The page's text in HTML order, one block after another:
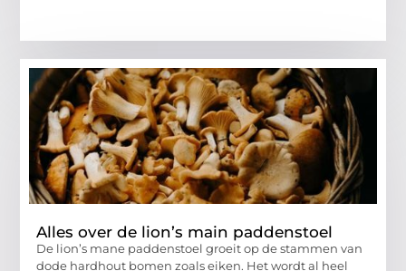
Alles over de lion’s main paddenstoel
De lion’s mane paddenstoel groeit op de stammen van
dode hardhout bomen zoals eiken. Het wordt al heel